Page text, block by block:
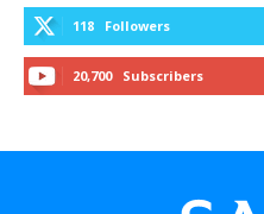
118 Followers
20,700 Subscribers